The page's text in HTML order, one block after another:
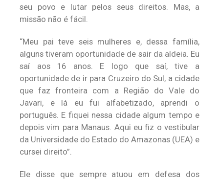
seu povo e lutar pelos seus direitos. Mas, a
missão não é fácil.
“Meu pai teve seis mulheres e, dessa família,
alguns tiveram oportunidade de sair da aldeia. Eu
saí aos 16 anos. E logo que saí, tive a
oportunidade de ir para Cruzeiro do Sul, a cidade
que faz fronteira com a Região do Vale do
Javari, e lá eu fui alfabetizado, aprendi o
português. E fiquei nessa cidade algum tempo e
depois vim para Manaus. Aqui eu fiz o vestibular
da Universidade do Estado do Amazonas (UEA) e
cursei direito”.
Ele disse que sempre atuou em defesa dos